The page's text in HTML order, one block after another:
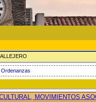
Ordenanzas
MOVIMIENTOS